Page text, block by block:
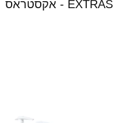
EXTRAS - אקסטראס